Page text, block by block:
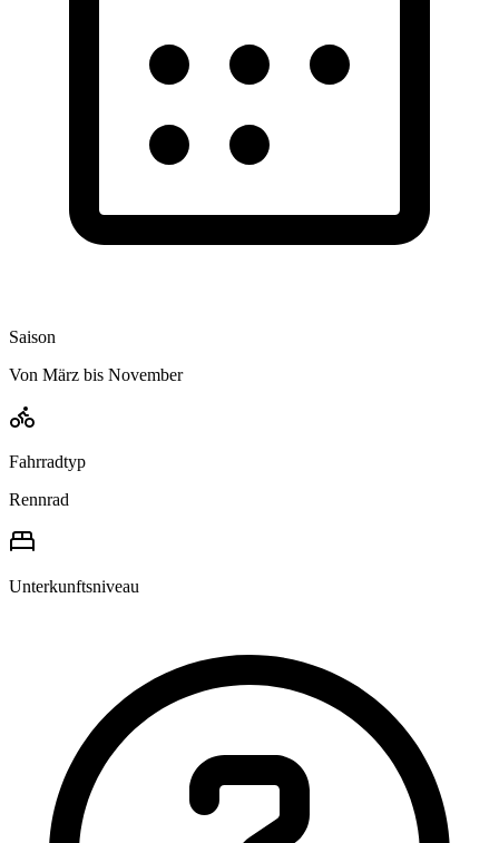
Saison
Von März bis November
Fahrradtyp
Rennrad
Unterkunftsniveau